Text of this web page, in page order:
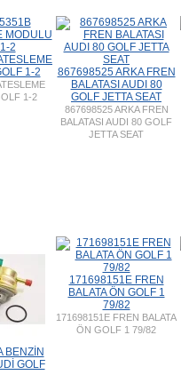
1-2
1-2
867698525 ARKA FREN
BALATASI AUDI 80
GOLF JETTA SEAT
867698525 ARKA FREN
BALATASI AUDI 80 GOLF
JETTA SEAT
BENZİN
GOLF
171698151E FREN
BALATA ÖN GOLF 1
79/82
171698151E FREN BALATA
ÖN GOLF 1 79/82